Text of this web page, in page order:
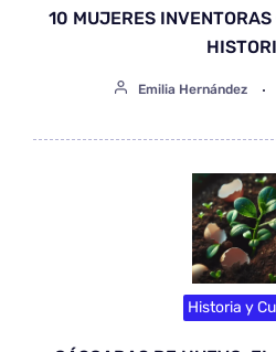
10 MUJERES
Emilia Hernández
Historia y